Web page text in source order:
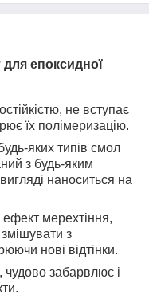
епоксидної
не вступає
їх полімеризацію.
яких типів смол
з будь-яким
наноситься на
мерехтіння,
з
нові відтінки.
забарвлює і